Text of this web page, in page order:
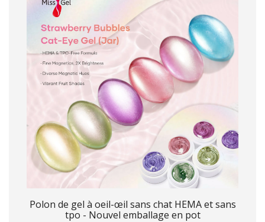
Polon de gel à oeil-œil sans chat HEMA et sans
tpo - Nouvel emballage en pot